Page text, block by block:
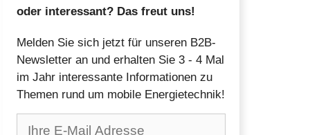
oder interessant? Das freut uns!
Melden Sie sich jetzt für unseren B2B-
Newsletter an und erhalten Sie 3 - 4 Mal
im Jahr interessante Informationen zu
Themen rund um mobile Energietechnik!